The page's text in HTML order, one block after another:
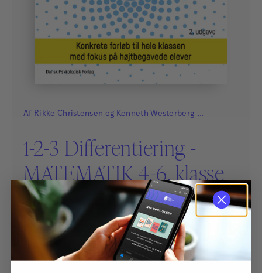
Af Rikke Christensen og Kenneth Westerberg-
1-2-3 Differentiering -
MATEMATIK 4.-6. klasse
Differentierede forløb om Chance, sandsynlighed og
risiko, Konstruktion og kommunikation om
polygonformer og Budget og økonomi.
350,00kr.